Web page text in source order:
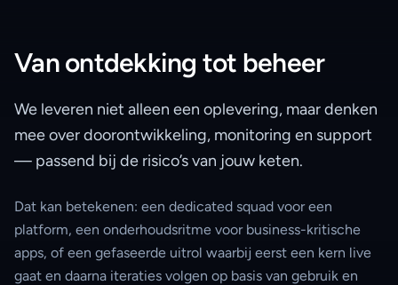
Van ontdekking tot beheer
We leveren niet alleen een oplevering, maar denken
mee over doorontwikkeling, monitoring en support
— passend bij de risico’s van jouw keten.
Dat kan betekenen: een dedicated squad voor een
platform, een onderhoudsritme voor business-kritische
apps, of een gefaseerde uitrol waarbij eerst een kern live
gaat en daarna iteraties volgen op basis van gebruik en